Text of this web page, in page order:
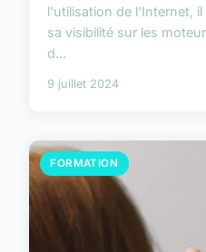
l'utilisation de l'Internet,
sa visibilité sur les
d...
9 juillet 2024
FORMATION